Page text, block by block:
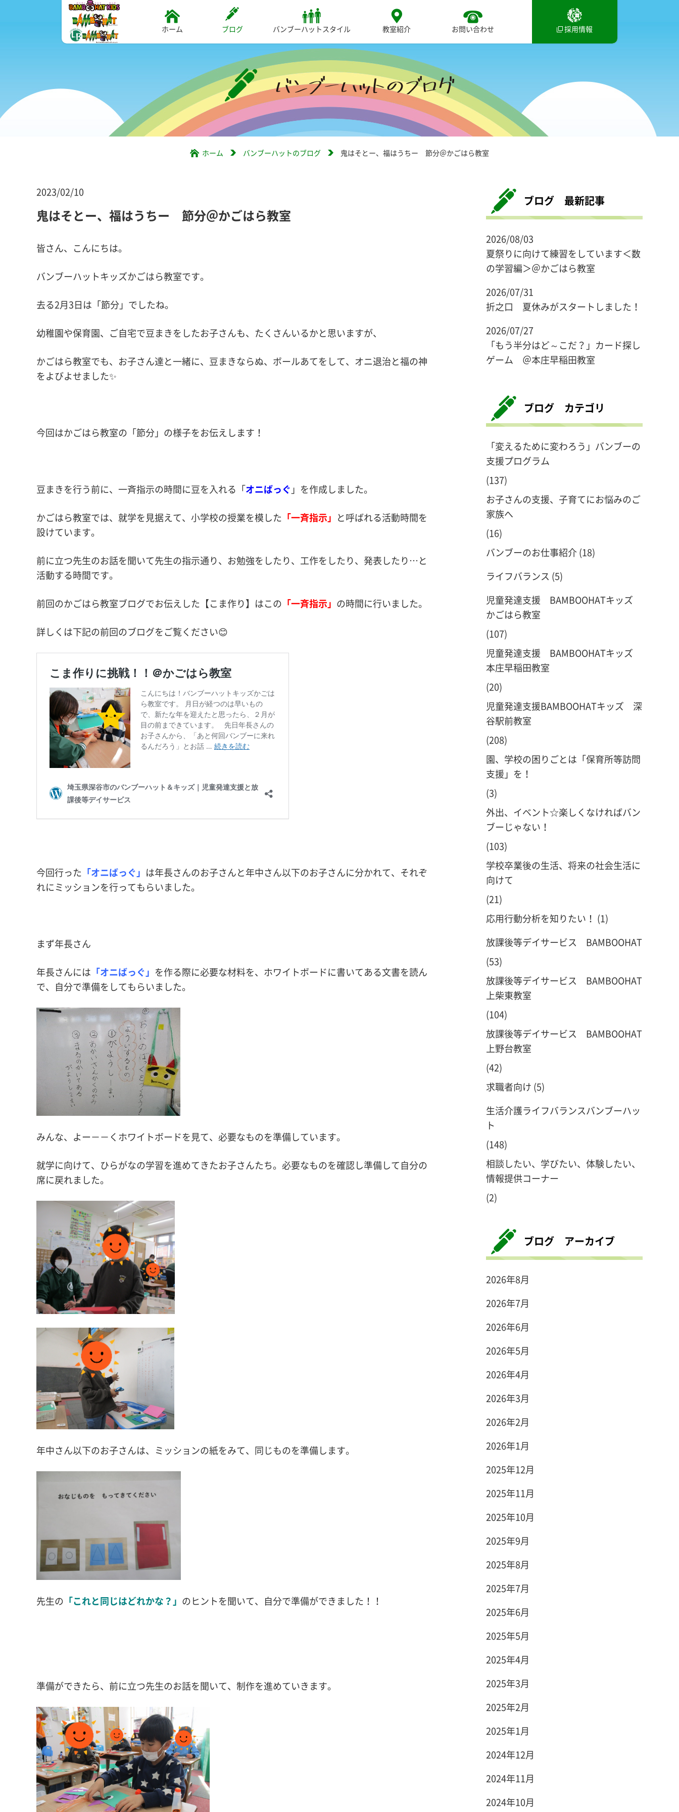
ホーム ブログ バンブーハットスタイル 教室紹介 お問い合わせ 採用情報
ホーム バンブーハットのブログ 鬼はそとー、福はうちー 節分＠かごはら教室
2023/02/10
鬼はそとー、福はうちー 節分＠かごはら教室
皆さん、こんにちは。
バンブーハットキッズかごはら教室です。
去る2月3日は「節分」でしたね。
幼稚園や保育園、ご自宅で豆まきをしたお子さんも、たくさんいるかと思いますが、
かごはら教室でも、お子さん達と一緒に、豆まきならぬ、ボールあてをして、オニ退治と福の神
をよびよせました✨
今回はかごはら教室の「節分」の様子をお伝えします！
豆まきを行う前に、一斉指示の時間に豆を入れる「オニばっぐ 」を作成しました。
かごはら教室では、就学を見据えて、小学校の授業を模した 「一斉指示」 と呼ばれる活動時間を
設けています。
前に立つ先生のお話を聞いて先生の指示通り、お勉強をしたり、工作をしたり、発表したり…と
活動する時間です。
前回のかごはら教室ブログでお伝えした【こま作り】はこの 「一斉指示」 の時間に行いました。
詳しくは下記の前回のブログをご覧ください😊
今回行った 「オニばっぐ」 は年長さんのお子さんと年中さん以下のお子さんに分かれて、それぞ
れにミッションを行ってもらいました。
まず年長さん
年長さんには 「オニばっぐ」 を作る際に必要な材料を、ホワイトボードに書いてある文書を読ん
で、自分で準備をしてもらいました。
みんな、よー－－くホワイトボードを見て、必要なものを準備しています。
就学に向けて、ひらがなの学習を進めてきたお子さんたち。必要なものを確認し準備して自分の
席に戻れました。
年中さん以下のお子さんは、ミッションの紙をみて、同じものを準備します。
先生の 「これと同じはどれかな？」 のヒントを聞いて、自分で準備ができました！！
準備ができたら、前に立つ先生のお話を聞いて、制作を進めていきます。
ブログ 最新記事
2026/08/03
夏祭りに向けて練習をしています＜数
の学習編＞＠かごはら教室
2026/07/31
折之口 夏休みがスタートしました！
2026/07/27
「もう半分はど～こだ？」カード探し
ゲーム ＠本庄早稲田教室
ブログ カテゴリ
「変えるために変わろう」バンブーの
支援プログラム
(137)
お子さんの支援、子育てにお悩みのご
家族へ
(16)
バンブーのお仕事紹介(18)
ライフバランス (5)
児童発達支援 BAMBOOHATキッズ
かごはら教室
(107)
児童発達支援 BAMBOOHATキッズ
本庄早稲田教室
(20)
児童発達支援BAMBOOHATキッズ 深
谷駅前教室
(208)
園、学校の困りごとは「保育所等訪問
支援」を！
(3)
外出、イベント☆楽しくなければバン
ブーじゃない！
(103)
学校卒業後の生活、将来の社会生活に
向けて
(21)
応用行動分析を知りたい！ (1)
放課後等デイサービス BAMBOOHAT
(53)
放課後等デイサービス BAMBOOHAT
上柴東教室
(104)
放課後等デイサービス BAMBOOHAT
上野台教室
(42)
求職者向け (5)
生活介護ライフバランスバンブーハッ
ト
(148)
相談したい、学びたい、体験したい、
情報提供コーナー
(2)
ブログ アーカイブ
2026年8月
2026年7月
2026年6月
2026年5月
2026年4月
2026年3月
2026年2月
2026年1月
2025年12月
2025年11月
2025年10月
2025年9月
2025年8月
2025年7月
2025年6月
2025年5月
2025年4月
2025年3月
2025年2月
2025年1月
2024年12月
2024年11月
2024年10月